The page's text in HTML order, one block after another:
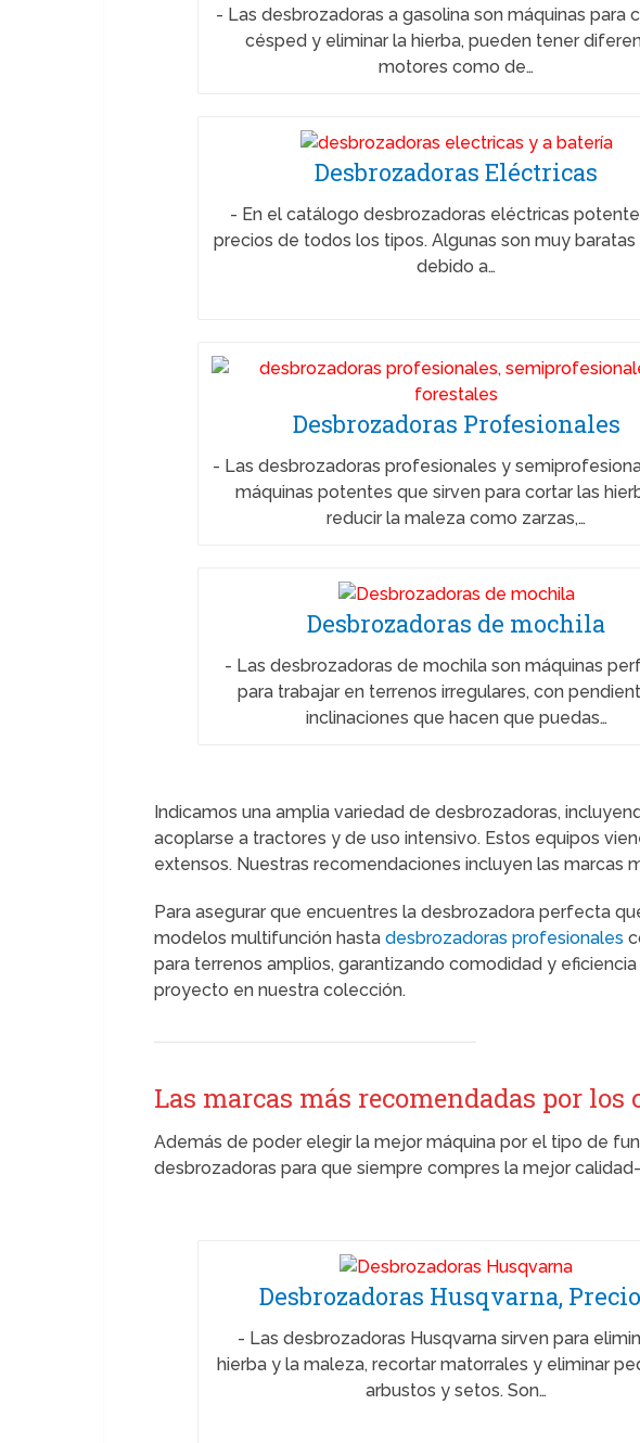
- Las desbrozadoras a gasolina son máquinas para
césped y eliminar la hierba, pueden tener
motores como de…
Desbrozadoras Eléctricas
- En el catálogo desbrozadoras eléctricas
precios de todos los tipos. Algunas son muy baratas
debido a…
Desbrozadoras Profesionales
- Las desbrozadoras profesionales y
máquinas potentes que sirven para cortar las
reducir la maleza como zarzas,…
Desbrozadoras de mochila
- Las desbrozadoras de mochila son máquinas
para trabajar en terrenos irregulares, con
inclinaciones que hacen que puedas…
Indicamos una amplia variedad de desbrozadoras,
acoplarse a tractores y de uso intensivo. Estos equipos
extensos. Nuestras recomendaciones incluyen las marcas
Para asegurar que encuentres la desbrozadora perfecta
modelos multifunción hastadesbrozadoras profesionales
para terrenos amplios, garantizando comodidad y
proyecto en nuestra colección.
Las marcas más recomendadas por
Además de poder elegir la mejor máquina por el tipo de
desbrozadoras para que siempre compres la mejor
Desbrozadoras Husqvarna,
- Las desbrozadoras Husqvarna sirven para
hierba y la maleza, recortar matorrales y eliminar
arbustos y setos. Son…